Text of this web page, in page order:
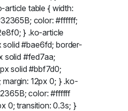
article table { width:
color: #ffffff;
} .ko-article
#bae6fd; border-
solid #fed7aa;
solid #bbf7d0;
12px 0; } .ko-
color: #ffffff
0; transition: 0.3s; }